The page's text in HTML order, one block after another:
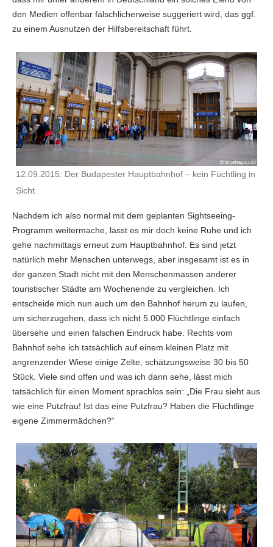
den Medien offenbar fälschlicherweise suggeriert wird, das ggf.
zu einem Ausnutzen der Hilfsbereitschaft führt.
12.09.2015: Der Budapester Hauptbahnhof – kein Füchtling in
Sicht.
Nachdem ich also normal mit dem geplanten Sightseeing-
Programm weitermache, lässt es mir doch keine Ruhe und ich
gehe nachmittags erneut zum Hauptbahnhof. Es sind jetzt
natürlich mehr Menschen unterwegs, aber insgesamt ist es in
der ganzen Stadt nicht mit den Menschenmassen anderer
touristischer Städte am Wochenende zu vergleichen. Ich
entscheide mich nun auch um den Bahnhof herum zu laufen,
um sicherzugehen, dass ich nicht 5.000 Flüchtlinge einfach
übersehe und einen falschen Eindruck habe. Rechts vom
Bahnhof sehe ich tatsächlich auf einem kleinen Platz mit
angrenzender Wiese einige Zelte, schätzungsweise 30 bis 50
Stück. Viele sind offen und was ich dann sehe, lässt mich
tatsächlich für einen Moment sprachlos sein: „Die Frau sieht aus
wie eine Putzfrau! Ist das eine Putzfrau? Haben die Flüchtlinge
eigene Zimmermädchen?“